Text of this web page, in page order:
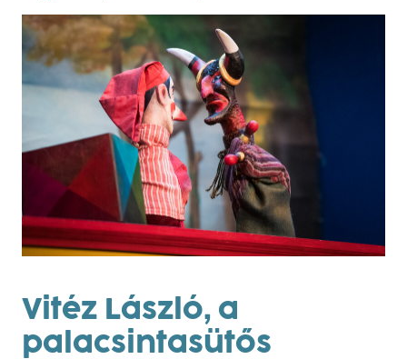
Vitéz László, a
palacsintasütős